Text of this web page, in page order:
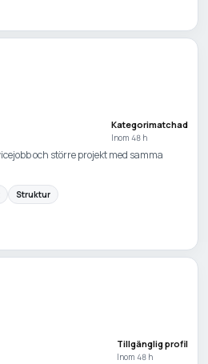
Kategorimatchad
Inom 48 h
och större projekt med samma
Struktur
Tillgänglig profil
Inom 48 h